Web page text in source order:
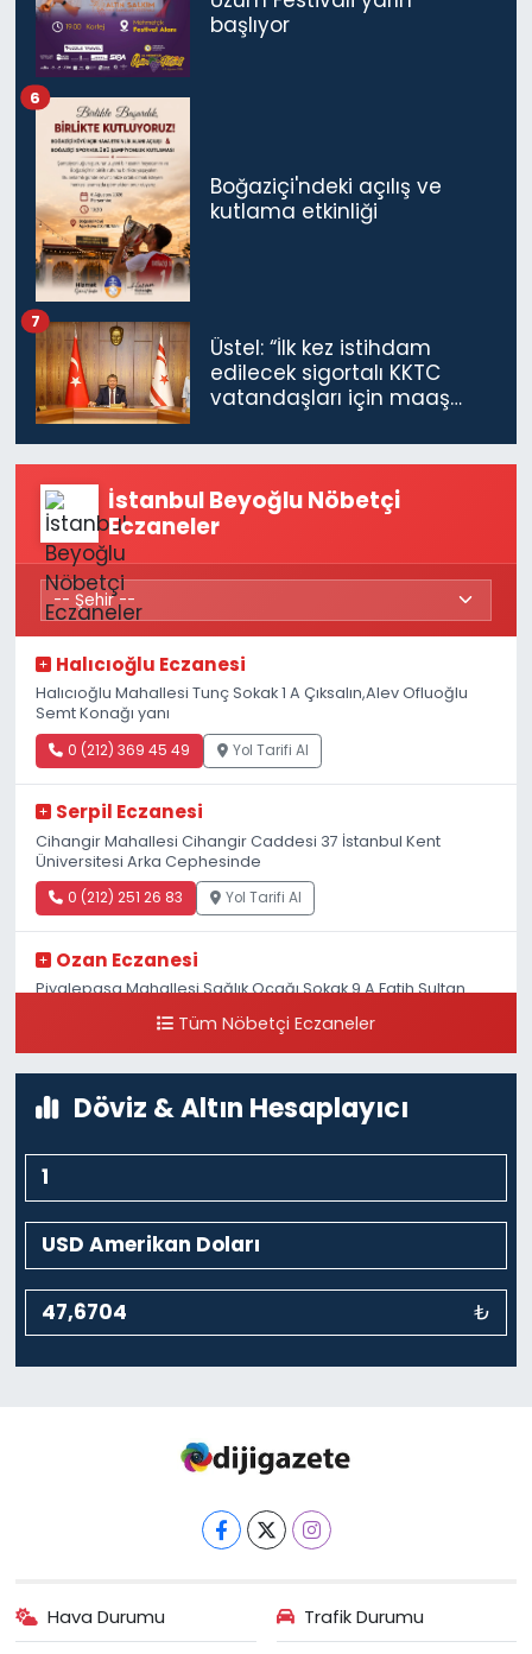
başlıyor
Boğaziçi'ndeki açılış ve
kutlama etkinliği
6
Üstel: “İlk kez istihdam
edilecek sigortalı KKTC
vatandaşları için maaş
çıkardık”
7
İstanbul Beyoğlu Nöbetçi
Eczaneler
Halıcıoğlu Eczanesi
Halıcıoğlu Mahallesi Tunç Sokak 1 A Çıksalın,Alev Ofluoğlu
Semt Konağı yanı
0 (212) 369 45 49 Yol Tarifi Al
Serpil Eczanesi
Cihangir Mahallesi Cihangir Caddesi 37 İstanbul Kent
Üniversitesi Arka Cephesinde
0 (212) 251 26 83 Yol Tarifi Al
Ozan Eczanesi
Piyalepaşa Mahallesi Sağlık Ocağı Sokak 9 A Fatih Sultan
Tüm Nöbetçi Eczaneler
Döviz & Altın Hesaplayıcı
₺
Hava Durumu Trafik Durumu